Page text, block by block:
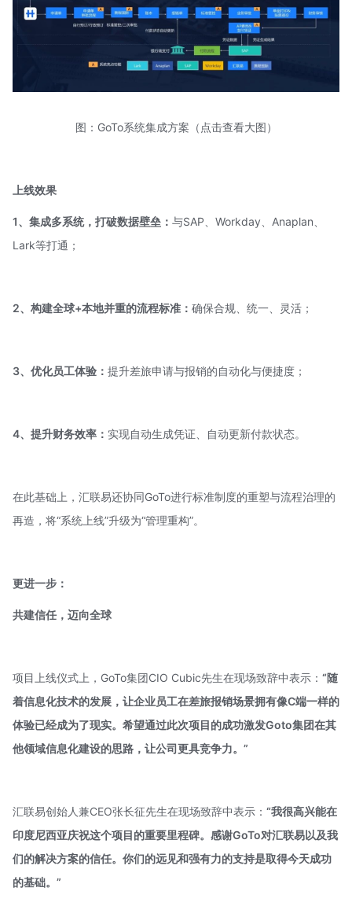
图：GoTo系统集成方案（点击查看大图）
上线效果
1、集成多系统，打破数据壁垒： 与SAP、Workday、Anaplan、
Lark等打通；
2、构建全球+本地并重的流程标准： 确保合规、统一、灵活；
3、优化员工体验： 提升差旅申请与报销的自动化与便捷度；
4、提升财务效率： 实现自动生成凭证、自动更新付款状态。
在此基础上，汇联易还协同GoTo进行标准制度的重塑与流程治理的
再造，将“系统上线”升级为“管理重构”。
更进一步：
共建信任，迈向全球
项目上线仪式上，GoTo集团CIO Cubic先生在现场致辞中表示： “随
着信息化技术的发展，让企业员工在差旅报销场景拥有像C端一样的
体验已经成为了现实。希望通过此次项目的成功激发Goto集团在其
他领域信息化建设的思路，让公司更具竞争力。”
汇联易创始人兼CEO张长征先生在现场致辞中表示： “我很高兴能在
印度尼西亚庆祝这个项目的重要里程碑。感谢GoTo对汇联易以及我
们的解决方案的信任。你们的远见和强有力的支持是取得今天成功
的基础。”